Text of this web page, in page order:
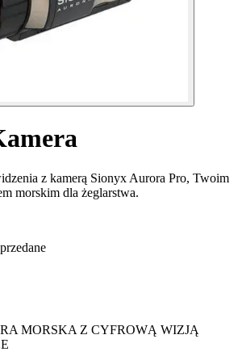
z kamerą Sionyx Aurora Pro, Twoim
morskim dla żeglarstwa.
MORSKA Z CYFROWĄ WIZJĄ